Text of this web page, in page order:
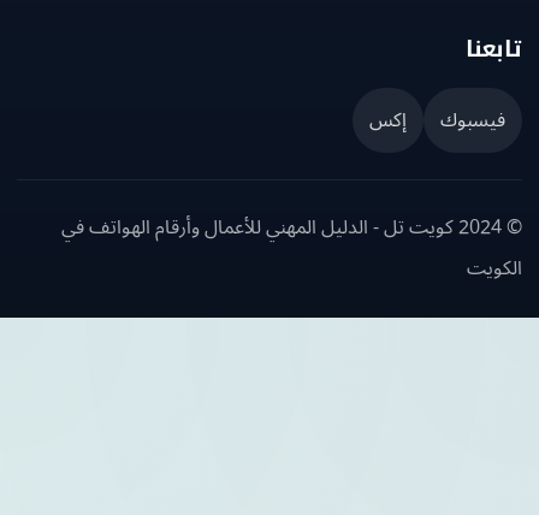
إكس
© 2024 كويت تل - الدليل المهني للأعمال وأرقام الهواتف في